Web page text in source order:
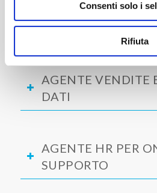
Consenti solo i
Rifiuta
AGENTE PER LA
INTERNA
AGENTE VENDITE
DATI
AGENTE HR PER
SUPPORTO